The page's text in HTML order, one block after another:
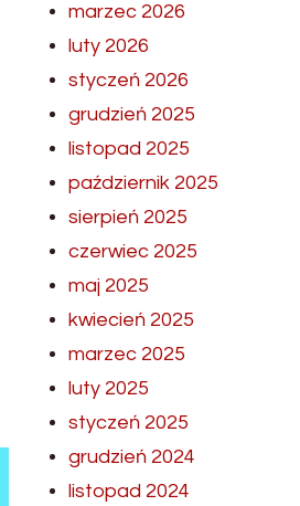
marzec 2026
luty 2026
styczeń 2026
grudzień 2025
listopad 2025
październik 2025
sierpień 2025
czerwiec 2025
maj 2025
kwiecień 2025
marzec 2025
luty 2025
styczeń 2025
grudzień 2024
listopad 2024